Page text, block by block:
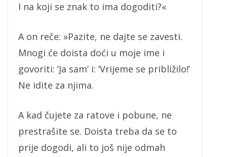
I na koji se znak to ima dogoditi?«
A on reče: »Pazite, ne dajte se zavesti.
Mnogi će doista doći u moje ime i
govoriti: ’Ja sam’ i: ’Vrijeme se približilo!’
Ne idite za njima.
A kad čujete za ratove i pobune, ne
prestrašite se. Doista treba da se to
prije dogodi, ali to još nije odmah